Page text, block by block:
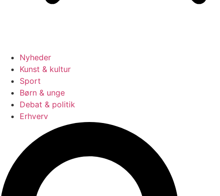
Nyheder
Kunst & kultur
Sport
Børn & unge
Debat & politik
Erhverv